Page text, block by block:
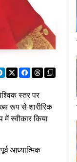
स्तर पर
रूप से शारीरिक
स्वीकार किया
आध्यात्मिक